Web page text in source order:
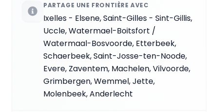
PARTAGE UNE FRONTIÈRE AVEC
Ixelles - Elsene, Saint-Gilles - Sint-Gillis,
Uccle, Watermael-Boitsfort /
Watermaal-Bosvoorde, Etterbeek,
Schaerbeek, Saint-Josse-ten-Noode,
Evere, Zaventem, Machelen, Vilvoorde,
Grimbergen, Wemmel, Jette,
Molenbeek, Anderlecht